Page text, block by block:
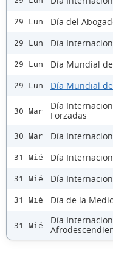
29 Lun Día del
29 Lun Día
29 Lun Día Mundial
29 Lun Día Mundial
30 Mar
Día
Forzadas
30 Mar Día
31 Mié Día
31 Mié Día
31 Mié Día de la
31 Mié
Día